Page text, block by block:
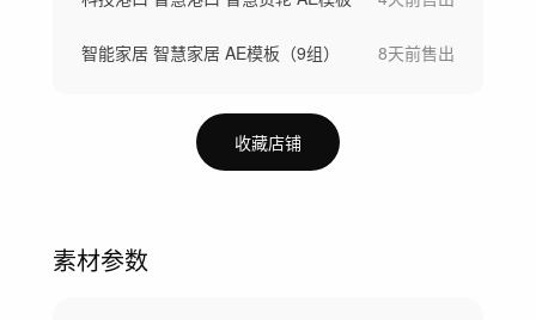
智能家居 智慧家居 AE模板（9组） 8天前售出
收藏店铺
素材参数